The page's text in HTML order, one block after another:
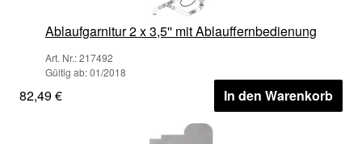
Ablaufgarnitur 2 x 3,5'' mit Ablauffernbedienung
Art. Nr.: 217492
Gültig ab: 01/2018
82,49 € In den Warenkorb